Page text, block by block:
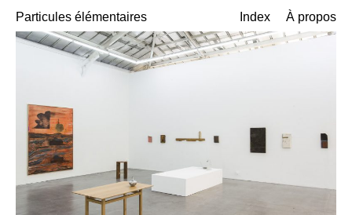
Particules élémentaires Index À propos